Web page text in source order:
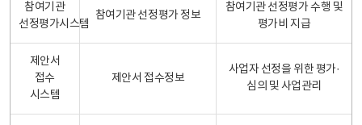
참여기관
선정평가시스템
참여기관 선정평가 정보
참여기관 선정평가 수행 및
평가비 지급
제안서
접수
시스템
제안서 접수정보
사업자 선정을 위한 평가·
심의 및 사업관리